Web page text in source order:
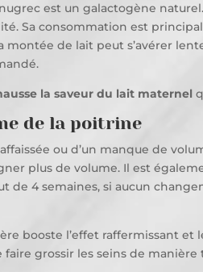
est un galactogène
Sa consommation est
de lait peut s’avérer
la saveur du lait maternel
de la poitrine
ou d’un manque de
plus de volume. Il est
de 4 semaines, si aucun
booste l’effet raffermissant et
faire grossir les seins de